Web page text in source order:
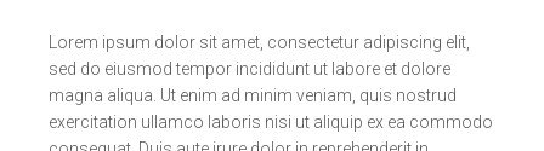
Lorem ipsum dolor sit amet, consectetur adipiscing elit,
sed do eiusmod tempor incididunt ut labore et dolore
magna aliqua. Ut enim ad minim veniam, quis nostrud
exercitation ullamco laboris nisi ut aliquip ex ea commodo